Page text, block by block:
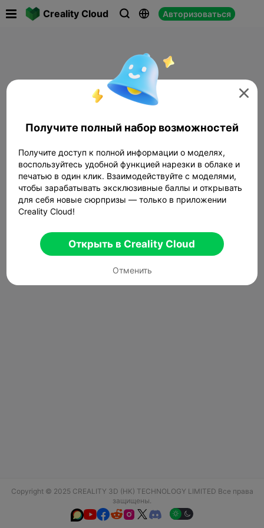
Creality Cloud   Авторизоваться
Copyright © 2025 CREALITY 3D (HK) TECHNOLOGY LIMITED Все права
защищены.
  

Получите полный набор возможностей
Получите доступ к полной информации о моделях,
воспользуйтесь удобной функцией нарезки в облаке и
печатью в один клик. Взаимодействуйте с моделями,
чтобы зарабатывать эксклюзивные баллы и открывать
для себя новые сюрпризы — только в приложении
Creality Cloud!
Открыть в Creality Cloud
Отменить